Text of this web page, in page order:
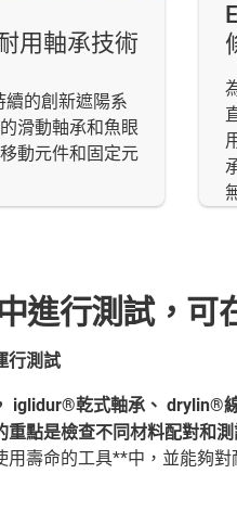
用軸承技術
續的創新遮陽系
滑動軸承和魚眼
動元件和固定元
進行測試，可
行測試
iglidur®乾式軸承、 drylin®
重點是檢查不同材料配對和
用壽命的工具**中，並能夠